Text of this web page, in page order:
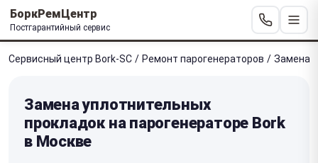
БоркРемЦентр
Постгарантийный сервис
Сервисный центр Bork-SC / Ремонт парогенераторов / Замена
Замена уплотнительных
прокладок на парогенераторе Bork
в Москве